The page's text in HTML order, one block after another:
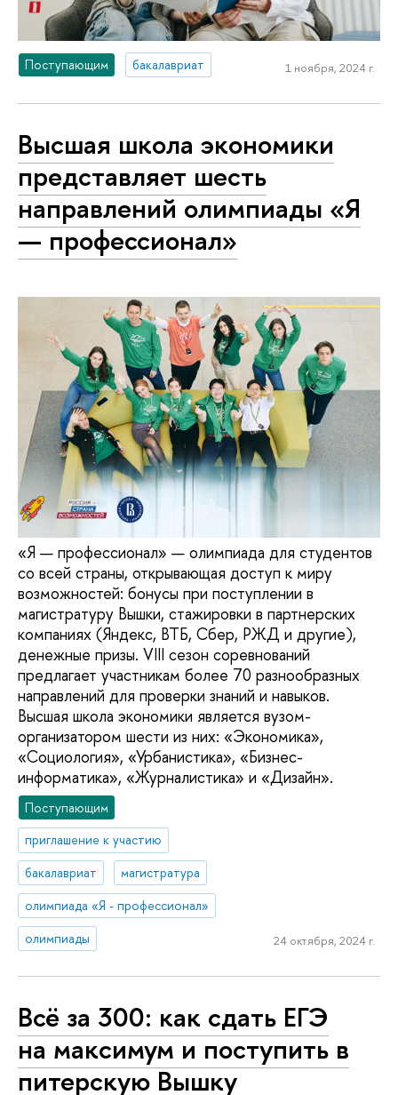
Поступающим бакалавриат 1 ноября, 2024 г.
Высшая школа экономики
представляет шесть
направлений олимпиады «Я
— профессионал»
«Я — профессионал» — олимпиада для студентов
со всей страны, открывающая доступ к миру
возможностей: бонусы при поступлении в
магистратуру Вышки, стажировки в партнерских
компаниях (Яндекс, ВТБ, Сбер, РЖД и другие),
денежные призы. VIII сезон соревнований
предлагает участникам более 70 разнообразных
направлений для проверки знаний и навыков.
Высшая школа экономики является вузом-
организатором шести из них: «Экономика»,
«Социология», «Урбанистика», «Бизнес-
информатика», «Журналистика» и «Дизайн».
Поступающим
приглашение к участию
бакалавриат
магистратура
олимпиада «Я - профессионал»
олимпиады
24 октября, 2024 г.
Всё за 300: как сдать ЕГЭ
на максимум и поступить в
питерскую Вышку